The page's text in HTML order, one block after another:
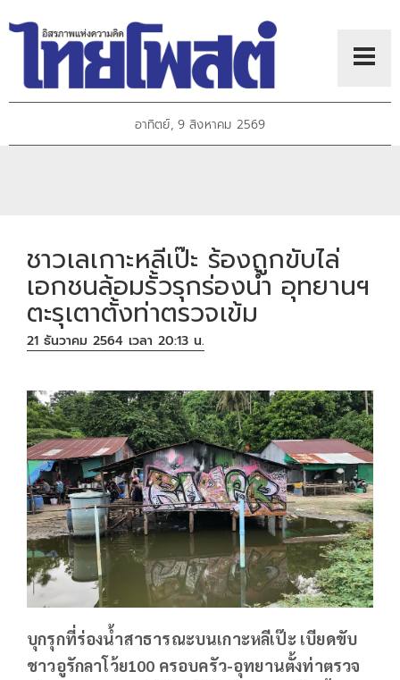
อาทิตย์, 9 สิงหาคม 2569
ชาวเลเกาะหลีเป๊ะ ร้องถูกขับไล่
เอกชนล้อมรั้วรุกร่องน้ำ อุทยานฯ
ตะรุเตาตั้งท่าตรวจเข้ม
21 ธันวาคม 2564 เวลา 20:13 น.
บุกรุกที่ร่องน้ำสาธารณะบนเกาะหลีเป๊ะ เบียดขับ
ชาวอูรักลาโว้ย100 ครอบครัว-อุทยานตั้งท่าตรวจ